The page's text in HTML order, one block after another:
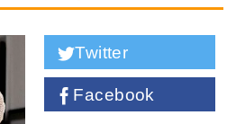
Twitter
Facebook